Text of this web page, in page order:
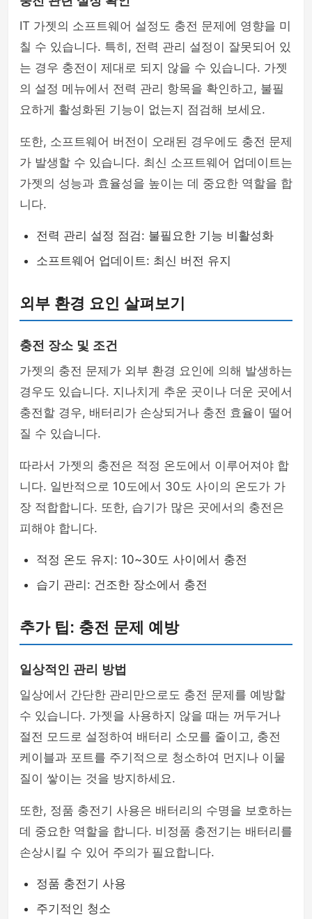
IT 가젯의 소프트웨어 설정도 충전 문제에 영향을 미
칠 수 있습니다. 특히, 전력 관리 설정이 잘못되어 있
는 경우 충전이 제대로 되지 않을 수 있습니다. 가젯
의 설정 메뉴에서 전력 관리 항목을 확인하고, 불필
요하게 활성화된 기능이 없는지 점검해 보세요.
또한, 소프트웨어 버전이 오래된 경우에도 충전 문제
가 발생할 수 있습니다. 최신 소프트웨어 업데이트는
가젯의 성능과 효율성을 높이는 데 중요한 역할을 합
니다.
전력 관리 설정 점검: 불필요한 기능 비활성화
소프트웨어 업데이트: 최신 버전 유지
외부 환경 요인 살펴보기
충전 장소 및 조건
가젯의 충전 문제가 외부 환경 요인에 의해 발생하는
경우도 있습니다. 지나치게 추운 곳이나 더운 곳에서
충전할 경우, 배터리가 손상되거나 충전 효율이 떨어
질 수 있습니다.
따라서 가젯의 충전은 적정 온도에서 이루어져야 합
니다. 일반적으로 10도에서 30도 사이의 온도가 가
장 적합합니다. 또한, 습기가 많은 곳에서의 충전은
피해야 합니다.
적정 온도 유지: 10~30도 사이에서 충전
습기 관리: 건조한 장소에서 충전
추가 팁: 충전 문제 예방
일상적인 관리 방법
일상에서 간단한 관리만으로도 충전 문제를 예방할
수 있습니다. 가젯을 사용하지 않을 때는 꺼두거나
절전 모드로 설정하여 배터리 소모를 줄이고, 충전
케이블과 포트를 주기적으로 청소하여 먼지나 이물
질이 쌓이는 것을 방지하세요.
또한, 정품 충전기 사용은 배터리의 수명을 보호하는
데 중요한 역할을 합니다. 비정품 충전기는 배터리를
손상시킬 수 있어 주의가 필요합니다.
정품 충전기 사용
주기적인 청소